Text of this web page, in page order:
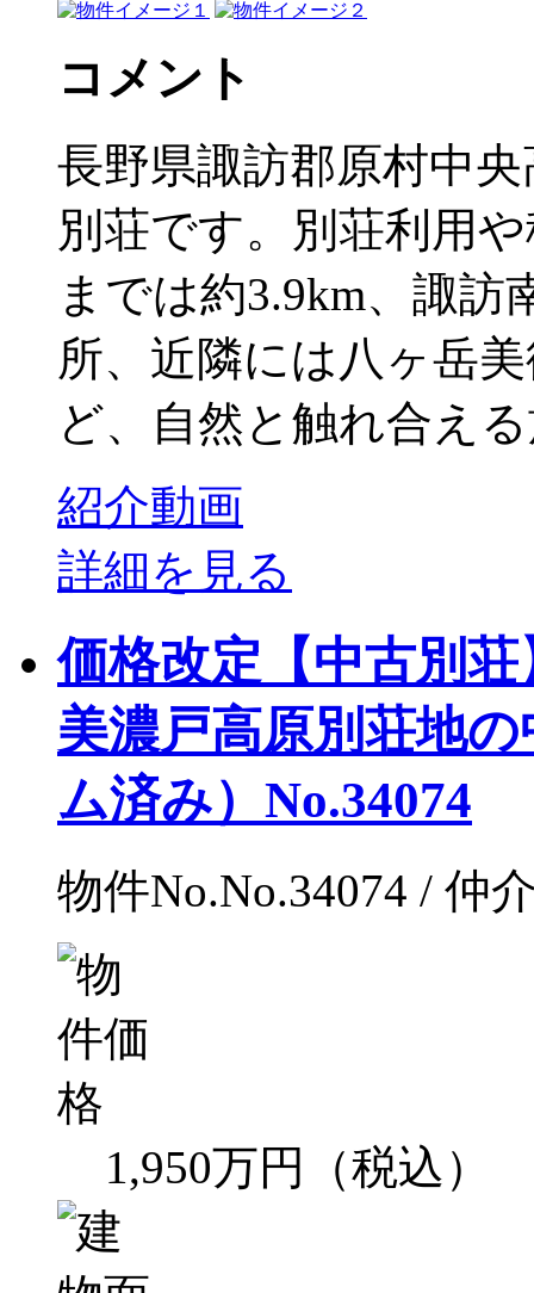
コメント
長野県諏訪郡原村中
別荘です。別荘利用
までは約3.9km、諏
所、近隣には八ヶ岳
ど、自然と触れ合え
紹介動画
詳細を見る
価格改定【中古別
美濃戸高原別荘地
ム済み）No.34074
物件No.No.34074 / 仲
1,950万円（税込）